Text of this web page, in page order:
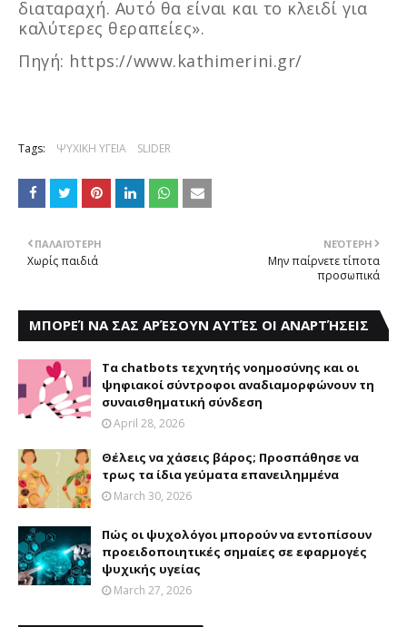
διαταραχή. Αυτό θα είναι και το κλειδί για
καλύτερες θεραπείες».
Πηγή: https://www.kathimerini.gr/
Tags: ΨΥΧΙΚΗ ΥΓΕΙΑ SLIDER
ΝΕΌΤΕΡΗ
Μην παίρνετε τίποτα
προσωπικά
ΠΑΛΑΙΌΤΕΡΗ
Χωρίς παιδιά
ΜΠΟΡΕΊ ΝΑ ΣΑΣ ΑΡΈΣΟΥΝ ΑΥΤΈΣ ΟΙ ΑΝΑΡΤΉΣΕΙΣ
Τα chatbots τεχνητής νοημοσύνης και οι
ψηφιακοί σύντροφοι αναδιαμορφώνουν τη
συναισθηματική σύνδεση
April 28, 2026
Θέλεις να χάσεις βάρος; Προσπάθησε να
τρως τα ίδια γεύματα επανειλημμένα
March 30, 2026
Πώς οι ψυχολόγοι μπορούν να εντοπίσουν
προειδοποιητικές σημαίες σε εφαρμογές
ψυχικής υγείας
March 27, 2026